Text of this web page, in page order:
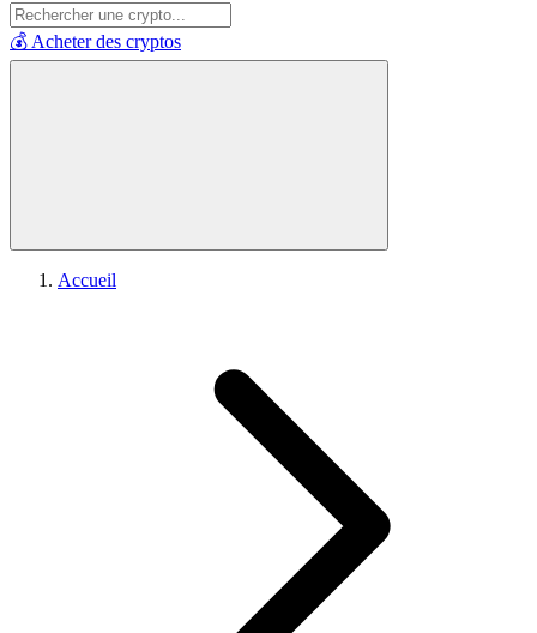
💰 Acheter des cryptos
Accueil